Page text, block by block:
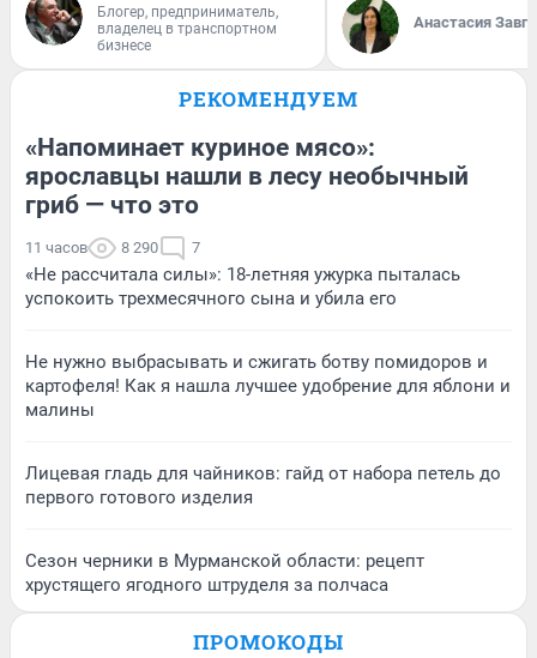
Блогер, предприниматель,
владелец в транспортном
бизнесе
Анастасия
РЕКОМЕНДУЕМ
«Напоминает куриное мясо»:
ярославцы нашли в лесу необычный
гриб — что это
11 часов 8 290 7
«Не рассчитала силы»: 18-летняя ужурка пыталась
успокоить трехмесячного сына и убила его
Не нужно выбрасывать и сжигать ботву помидоров и
картофеля! Как я нашла лучшее удобрение для яблони и
малины
Лицевая гладь для чайников: гайд от набора петель до
первого готового изделия
Сезон черники в Мурманской области: рецепт
хрустящего ягодного штруделя за полчаса
ПРОМОКОДЫ